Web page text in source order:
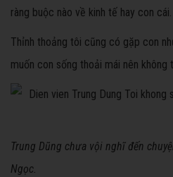
ràng buộc nào về kinh tế hay con cái.
Thỉnh thoảng tôi cũng có gặp con
muốn con sống thoải mái nên
Trung Dũng chưa vội nghĩ đến
Ngọc.